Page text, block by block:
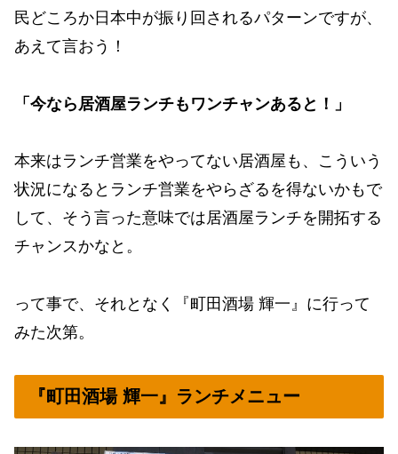
民どころか日本中が振り回されるパターンですが、
あえて言おう！
「今なら居酒屋ランチもワンチャンあると！」
本来はランチ営業をやってない居酒屋も、こういう
状況になるとランチ営業をやらざるを得ないかもで
して、そう言った意味では居酒屋ランチを開拓する
チャンスかなと。
って事で、それとなく『町田酒場 輝一』に行って
みた次第。
『町田酒場 輝一』ランチメニュー